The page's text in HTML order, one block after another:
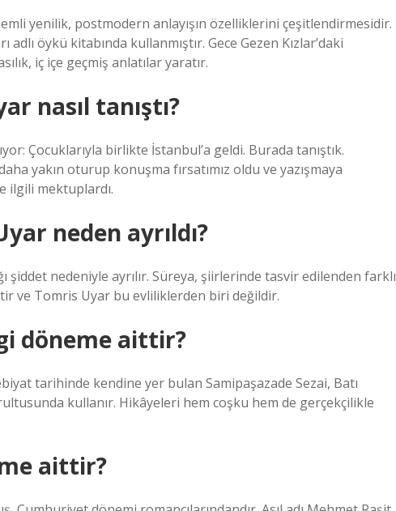
yenilik, postmodern anlayışın özelliklerini çeşitlendirmesidir.
öykü kitabında kullanmıştır. Gece Gezen Kızlar’daki
iç içe geçmiş anlatılar yaratır.
nasıl tanıştı?
Çocuklarıyla birlikte İstanbul’a geldi. Burada tanıştık.
yakın oturup konuşma fırsatımız oldu ve yazışmaya
ilgili mektuplardı.
neden ayrıldı?
şiddet nedeniyle ayrılır. Süreya, şiirlerinde tasvir edilenden farklı
ve Tomris Uyar bu evliliklerden biri değildir.
döneme aittir?
tarihinde kendine yer bulan Samipaşazade Sezai, Batı
kullanır. Hikâyeleri hem coşku hem de gerçekçilikle
aittir?